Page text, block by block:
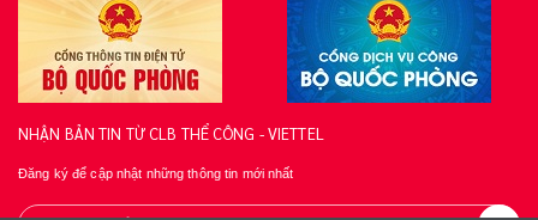
NHẬN BẢN TIN TỪ CLB THỂ CÔNG - VIETTEL
Đăng ký để cập nhật những thông tin mới nhất